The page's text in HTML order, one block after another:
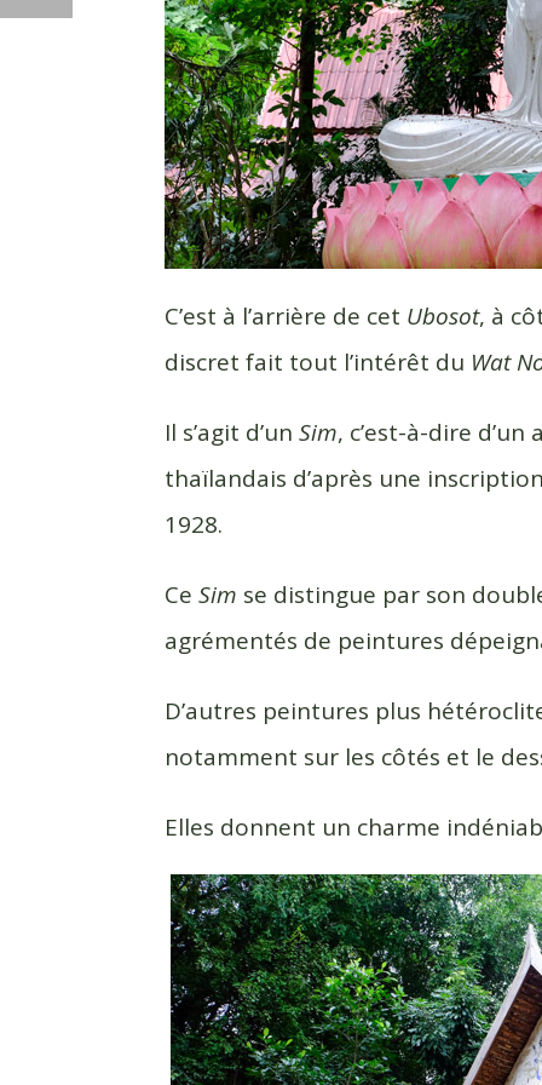
C’est à l’arrière de cet Ubosot, à
discret fait tout l’intérêt du Wat
Il s’agit d’un Sim, c’est-à-dire d’un
thaïlandais d’après une
1928.
Ce Sim se distingue par son
agrémentés de peintures
D’autres peintures plus
notamment sur les côtés et le
Elles donnent un charme